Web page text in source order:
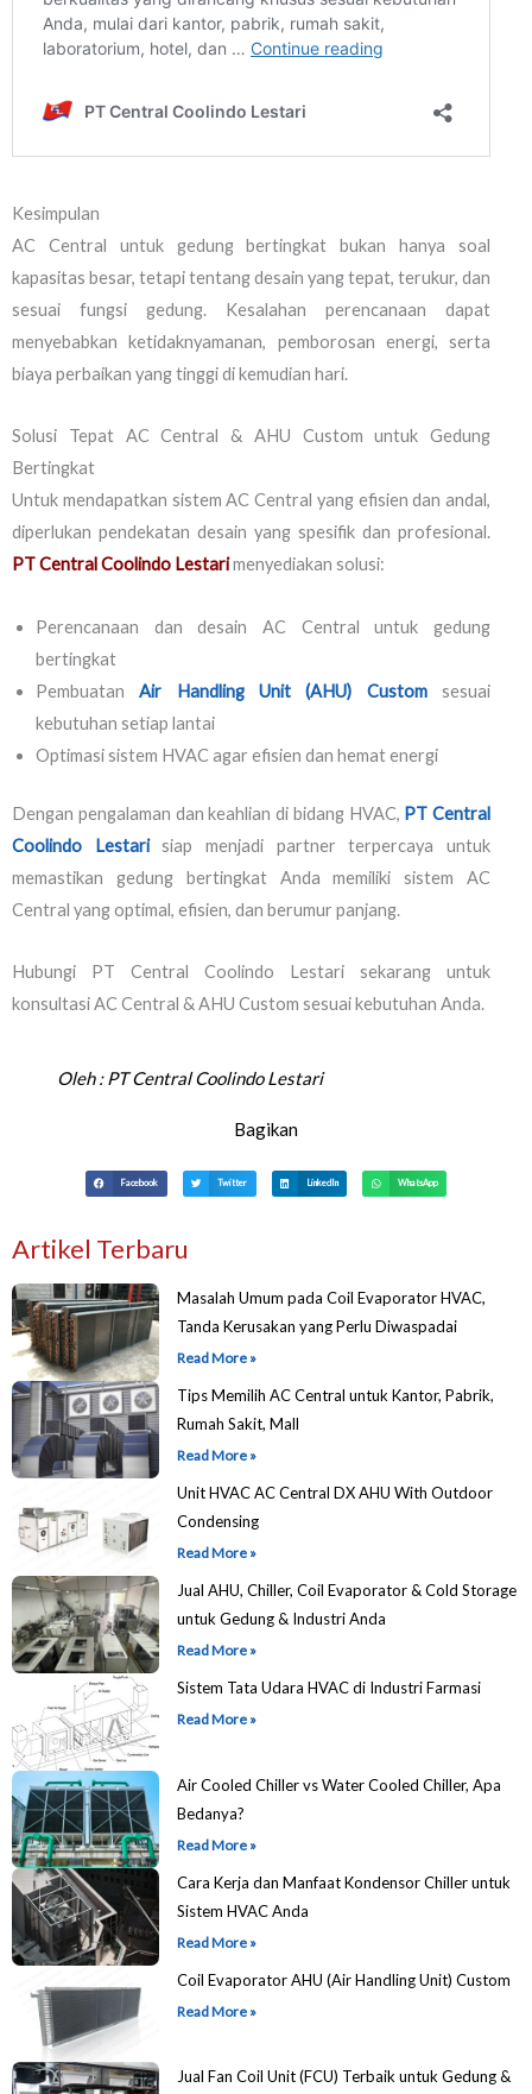
Kesimpulan
AC Central untuk gedung bertingkat bukan hanya soal
kapasitas besar, tetapi tentang desain yang tepat, terukur, dan
sesuai fungsi gedung. Kesalahan perencanaan dapat
menyebabkan ketidaknyamanan, pemborosan energi, serta
biaya perbaikan yang tinggi di kemudian hari.
Solusi Tepat AC Central & AHU Custom untuk Gedung
Bertingkat
Untuk mendapatkan sistem AC Central yang efisien dan andal,
diperlukan pendekatan desain yang spesifik dan profesional.
PT Central Coolindo Lestarimenyediakan solusi:
Perencanaan dan desain AC Central untuk gedung
bertingkat
PembuatanAir Handling Unit (AHU) Customsesuai
kebutuhan setiap lantai
Optimasi sistem HVAC agar efisien dan hemat energi
Dengan pengalaman dan keahlian di bidang HVAC, PT Central
Coolindo Lestarisiap menjadi partner terpercaya untuk
memastikan gedung bertingkat Anda memiliki sistem AC
Central yang optimal, efisien, dan berumur panjang.
Hubungi PT Central Coolindo Lestari sekarang untuk
konsultasi AC Central & AHU Custom sesuai kebutuhan Anda.
Oleh :PT Central Coolindo Lestari
Bagikan
Facebook Twitter LinkedIn WhatsApp
Artikel Terbaru
Masalah Umum pada Coil Evaporator HVAC,
Tanda Kerusakan yang Perlu Diwaspadai
Read More »
Tips Memilih AC Central untuk Kantor, Pabrik,
Rumah Sakit, Mall
Read More »
Unit HVAC AC Central DX AHU With Outdoor
Condensing
Read More »
Jual AHU, Chiller, Coil Evaporator & Cold Storage
untuk Gedung & Industri Anda
Read More »
Sistem Tata Udara HVAC di Industri Farmasi
Read More »
Air Cooled Chiller vs Water Cooled Chiller, Apa
Bedanya?
Read More »
Cara Kerja dan Manfaat Kondensor Chiller untuk
Sistem HVAC Anda
Read More »
Coil Evaporator AHU (Air Handling Unit) Custom
Read More »
Jual Fan Coil Unit (FCU) Terbaik untuk Gedung &